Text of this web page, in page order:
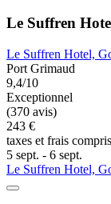
Le Suffren
Le Suffren Hotel,
Port Grimaud
9,4/10
Exceptionnel
(370 avis)
243 €
taxes et frais compris
5 sept. - 6 sept.
Le Suffren Hotel,